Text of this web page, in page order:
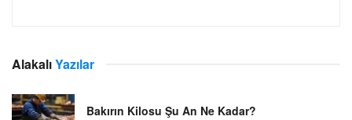
AlakalıYazılar
Bakırın Kilosu Şu An Ne Kadar?